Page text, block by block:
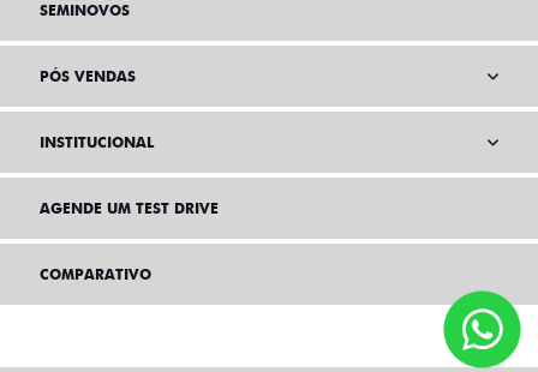
SEMINOVOS
PÓS VENDAS
INSTITUCIONAL
AGENDE UM TEST DRIVE
COMPARATIVO